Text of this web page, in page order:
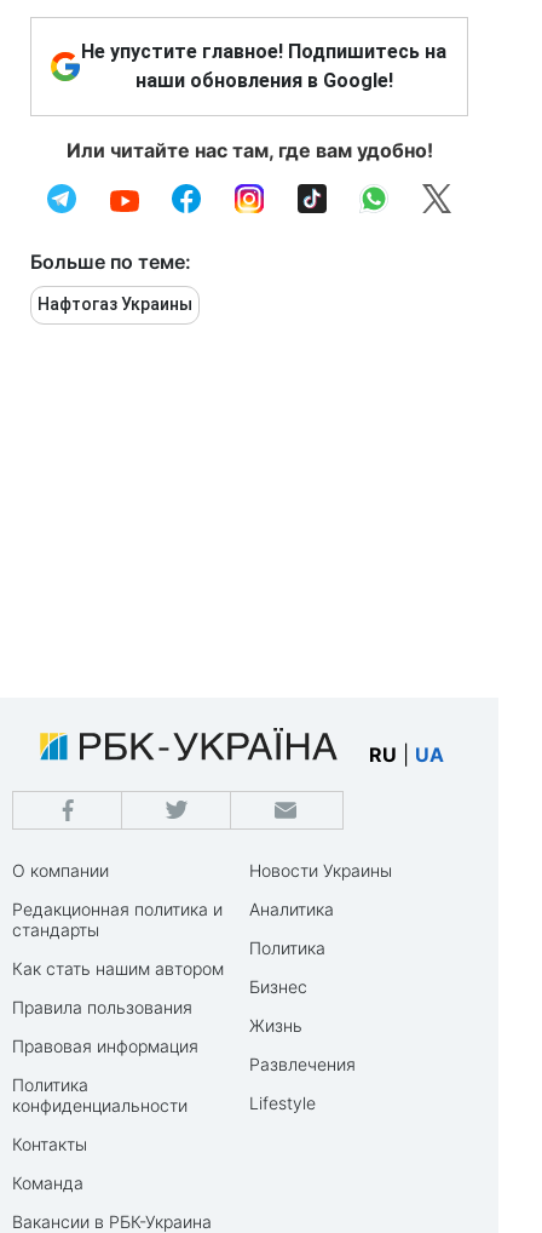
Не упустите главное! Подпишитесь на
наши обновления в Google!
Или читайте нас там, где вам удобно!
Больше по теме:
Нафтогаз Украины
RU UA
О компании
Редакционная политика и
стандарты
Как стать нашим автором
Правила пользования
Правовая информация
Политика
конфиденциальности
Контакты
Команда
Вакансии в РБК-Украина
Новости Украины
Аналитика
Политика
Бизнес
Жизнь
Развлечения
Lifestyle